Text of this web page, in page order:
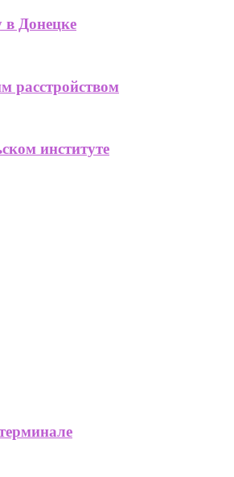
в Донецке
расстройством
институте